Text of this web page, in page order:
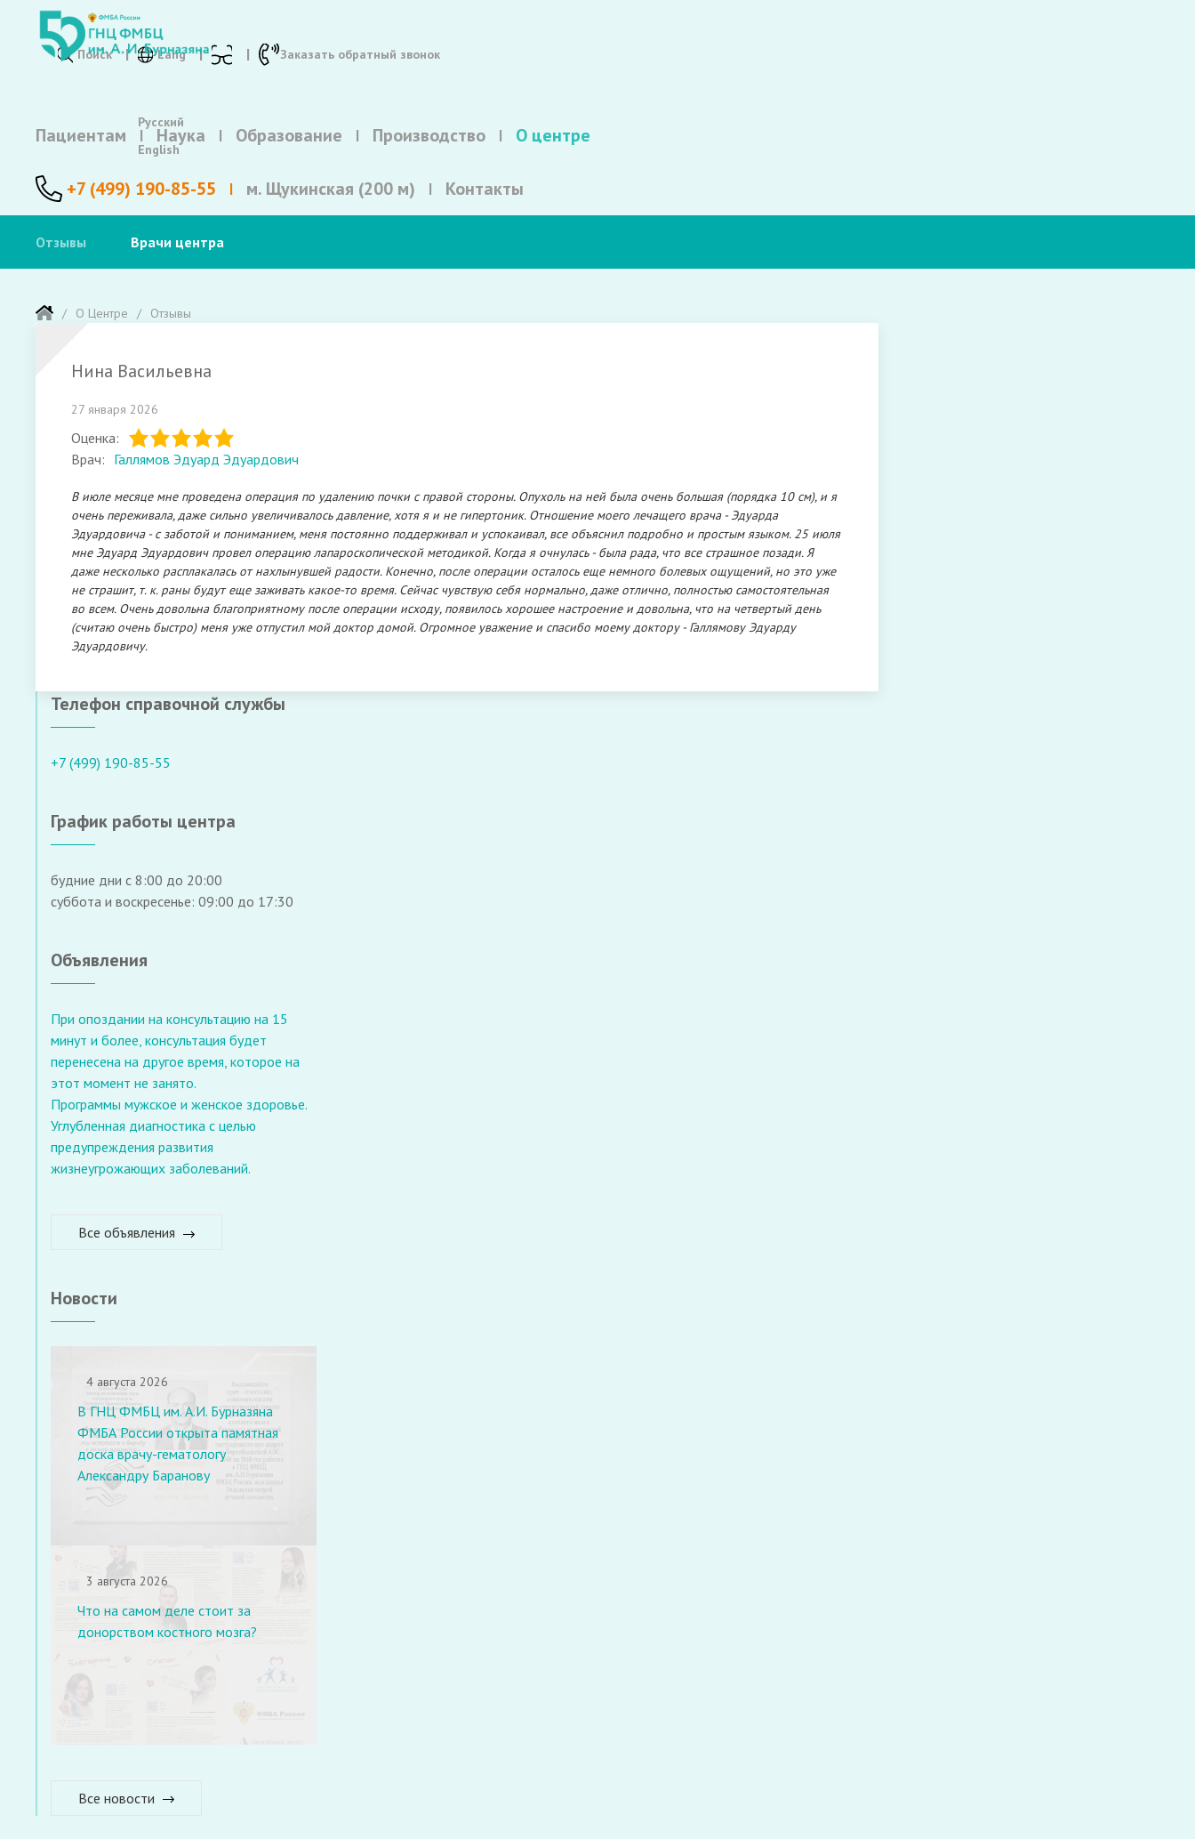
Поиск Lang
Русский
English
Заказать обратный звонок
Пациентам Наука Образование Производство О центре
+7 (499) 190-85-55 м. Щукинская (200 м) Контакты
Отзывы Врачи центра
О Центре Отзывы
Нина Васильевна
27 января 2026
Оценка:
Врач: Галлямов Эдуард Эдуардович
В июле месяце мне проведена операция по удалению почки с правой стороны. Опухоль на ней была очень большая (порядка 10 см), и я
очень переживала, даже сильно увеличивалось давление, хотя я и не гипертоник. Отношение моего лечащего врача - Эдуарда
Эдуардовича - с заботой и пониманием, меня постоянно поддерживал и успокаивал, все объяснил подробно и простым языком. 25 июля
мне Эдуард Эдуардович провел операцию лапароскопической методикой. Когда я очнулась - была рада, что все страшное позади. Я
даже несколько расплакалась от нахлынувшей радости. Конечно, после операции осталось еще немного болевых ощущений, но это уже
не страшит, т. к. раны будут еще заживать какое-то время. Сейчас чувствую себя нормально, даже отлично, полностью самостоятельная
во всем. Очень довольна благоприятному после операции исходу, появилось хорошее настроение и довольна, что на четвертый день
(считаю очень быстро) меня уже отпустил мой доктор домой. Огромное уважение и спасибо моему доктору - Галлямову Эдуарду
Эдуардовичу.
Телефон справочной службы
+7 (499) 190-85-55
График работы центра
будние дни с 8:00 до 20:00
суббота и воскресенье: 09:00 до 17:30
Объявления
При опоздании на консультацию на 15
минут и более, консультация будет
перенесена на другое время, которое на
этот момент не занято.
Программы мужское и женское здоровье.
Углубленная диагностика с целью
предупреждения развития
жизнеугрожающих заболеваний.
Все объявления
Новости
4 августа 2026
В ГНЦ ФМБЦ им. А.И. Бурназяна
ФМБА России открыта памятная
доска врачу-гематологу
Александру Баранову
3 августа 2026
Что на самом деле стоит за
донорством костного мозга?
Все новости